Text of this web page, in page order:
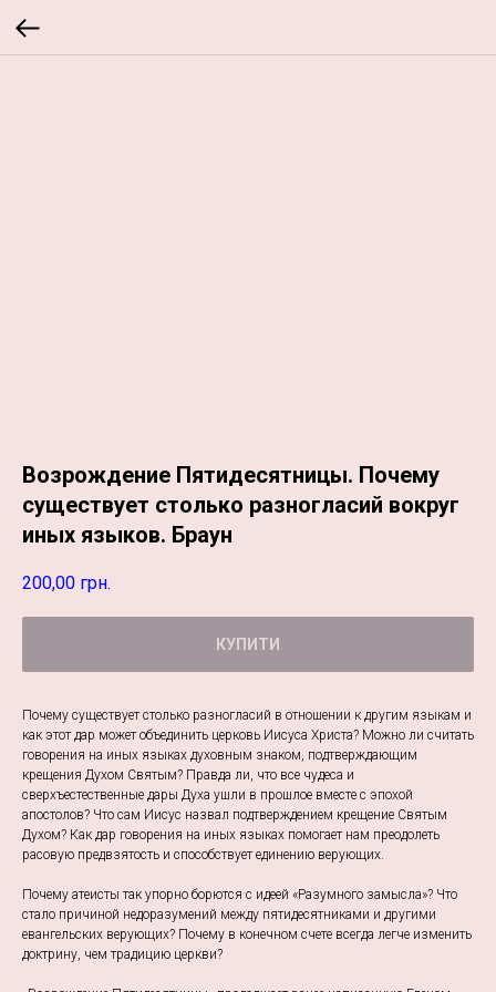
Возрождение Пятидесятницы. Почему
существует столько разногласий вокруг
иных языков. Браун
200,00 грн.
КУПИТИ
Почему существует столько разногласий в отношении к другим языкам и
как этот дар может объединить церковь Иисуса Христа? Можно ли считать
говорения на иных языках духовным знаком, подтверждающим
крещения Духом Святым? Правда ли, что все чудеса и
сверхъестественные дары Духа ушли в прошлое вместе с эпохой
апостолов? Что сам Иисус назвал подтверждением крещение Святым
Духом? Как дар говорения на иных языках помогает нам преодолеть
расовую предвзятость и способствует единению верующих.
Почему атеисты так упорно борются с идеей «Разумного замысла»? Что
стало причиной недоразумений между пятидесятниками и другими
евангельских верующих? Почему в конечном счете всегда легче изменить
доктрину, чем традицию церкви?